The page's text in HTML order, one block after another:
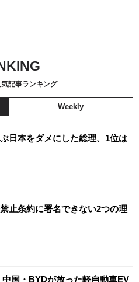
記事ランキング
Weekly
日本をダメにした総理、1位は
止条約に署名できない2つの理
国・BYDが放った軽自動車EV